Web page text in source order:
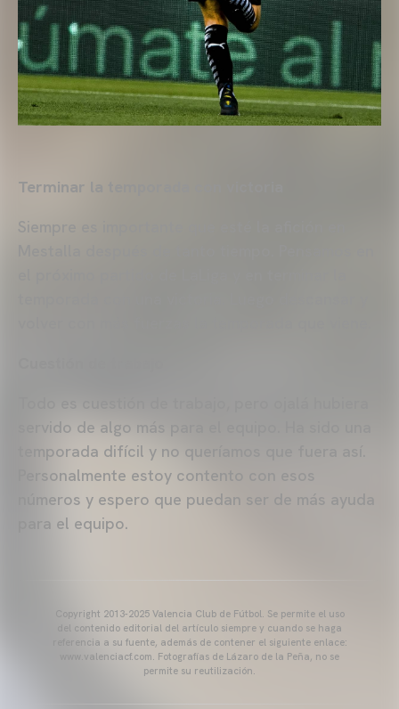
Terminar la temporada con victoria
Siempre es importante que esté la afición en
servido de algo más para el equipo. Ha sido una
temporada difícil y no queríamos que fuera así.
Personalmente estoy contento con esos
números y espero que puedan ser de más ayuda
para el equipo.
Copyright 2013-2025 Valencia Club de Fútbol. Se permite el uso
del contenido editorial del artículo siempre y cuando se haga
referencia a su fuente, además de contener el siguiente enlace:
www.valenciacf.com. Fotografías de Lázaro de la Peña, no se
permite su reutilización.